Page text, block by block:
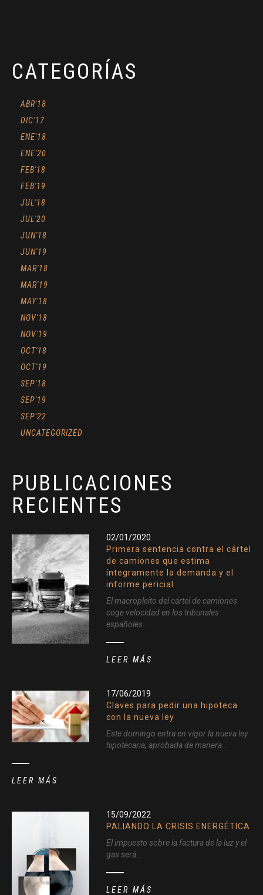
CATEGORÍAS
ABR'18
DIC'17
ENE'18
ENE'20
FEB'18
FEB'19
JUL'18
JUL'20
JUN'18
JUN'19
MAR'18
MAR'19
MAY'18
NOV'18
NOV'19
OCT'18
OCT'19
SEP'18
SEP'19
SEP'22
UNCATEGORIZED
PUBLICACIONES
RECIENTES
02/01/2020
Primera sentencia contra el cártel
de camiones que estima
íntegramente la demanda y el
informe pericial
El macropleito del cártel de camiones
coge velocidad en los tribunales
españoles...
LEER MÁS
17/06/2019
Claves para pedir una hipoteca
con la nueva ley
Este domingo entra en vigor la nueva ley
hipotecaria, aprobada de manera...
LEER MÁS
15/09/2022
PALIANDO LA CRISIS ENERGÉTICA
El impuesto sobre la factura de la luz y el
gas será...
LEER MÁS